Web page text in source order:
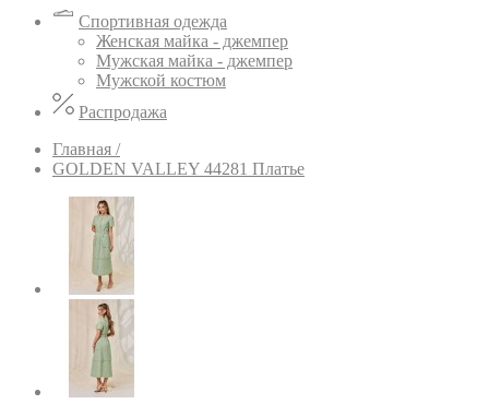
Спортивная одежда
Женская майка - джемпер
Мужская майка - джемпер
Мужской костюм
Распродажа
Главная /
GOLDEN VALLEY 44281 Платье